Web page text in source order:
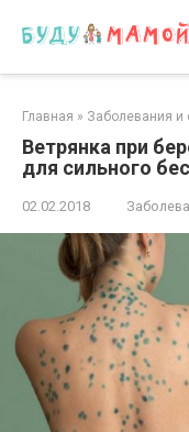
Главная » Заболевания и
Ветрянка при
для сильного
02.02.2018